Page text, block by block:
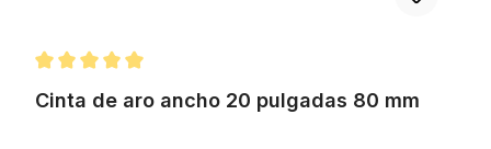
Cinta de aro ancho 20 pulgadas 80 mm